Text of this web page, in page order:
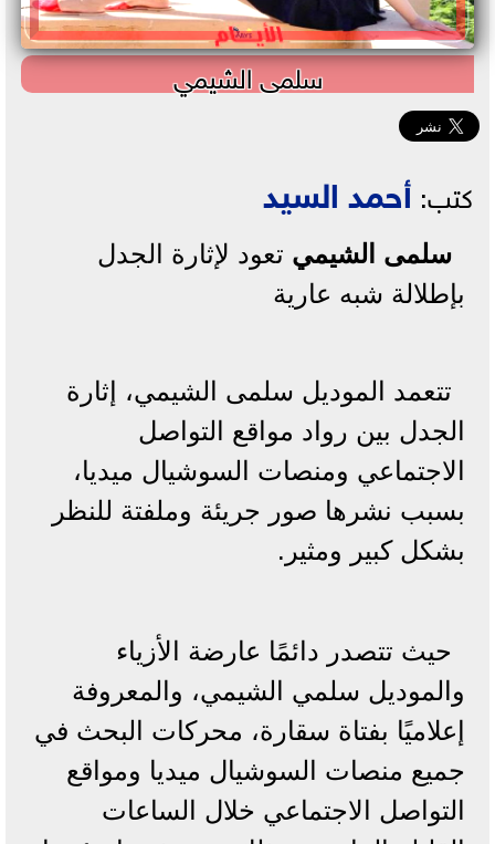
سلمى الشيمي
كتب: أحمد السيد
سلمى الشيمي تعود لإثارة الجدل
بإطلالة شبه عارية
تتعمد الموديل سلمى الشيمي، إثارة
الجدل بين رواد مواقع التواصل
الاجتماعي ومنصات السوشيال ميديا،
بسبب نشرها صور جريئة وملفتة للنظر
بشكل كبير ومثير.
حيث تتصدر دائمًا عارضة الأزياء
والموديل سلمي الشيمي، والمعروفة
إعلاميًا بفتاة سقارة، محركات البحث في
جميع منصات السوشيال ميديا ومواقع
التواصل الاجتماعي خلال الساعات